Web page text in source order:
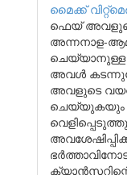
മൈക്ക്
ഫെയ് അവളുടെ
അന്നനാള-
ചെയ്യാനുള്ള
അവൾ
അവളുടെ
ചെയ്യുകയും